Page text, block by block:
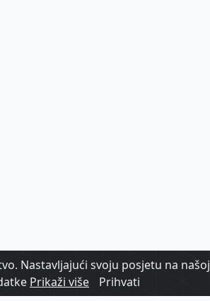
Nastavljajući svoju posjetu na
Prikaži više Prihvati